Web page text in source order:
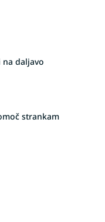
na daljavo
strankam